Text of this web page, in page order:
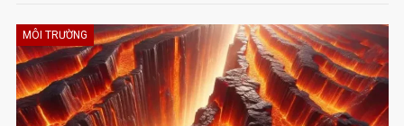
MÔI TRƯỜNG